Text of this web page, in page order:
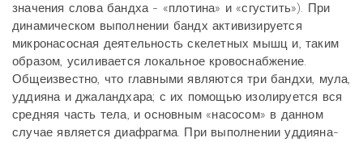
значения слова бандха - «плотина» и «сгустить»). При
динамическом выполнении бандх активизируется
микронасосная деятельность скелетных мышц и, таким
образом, усиливается локальное кровоснабжение.
Общеизвестно, что главными являются три бандхи, мула,
уддияна и джаландхара; с их помощью изолируется вся
средняя часть тела, и основным «насосом» в данном
случае является диафрагма. При выполнении уддияна-